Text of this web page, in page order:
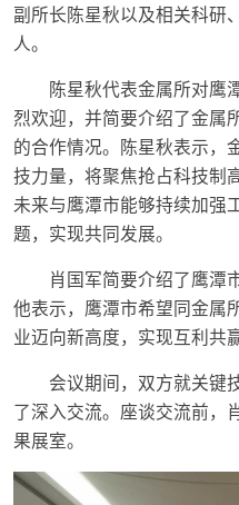
副所长陈星秋以及相关科研
人。
陈星秋代表金属所对鹰
烈欢迎，并简要介绍了金属
的合作情况。陈星秋表示，
技力量，将聚焦抢占科技制
未来与鹰潭市能够持续加强
题，实现共同发展。
肖国军简要介绍了鹰潭
他表示，鹰潭市希望同金属
业迈向新高度，实现互利共赢
会议期间，双方就关键
了深入交流。座谈交流前，
果展室。